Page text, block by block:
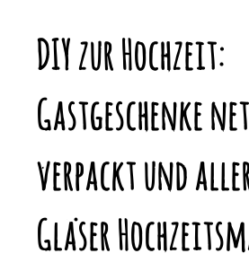
DIY zur Hochzeit:
Gastgeschenke
verpackt und
Gläser